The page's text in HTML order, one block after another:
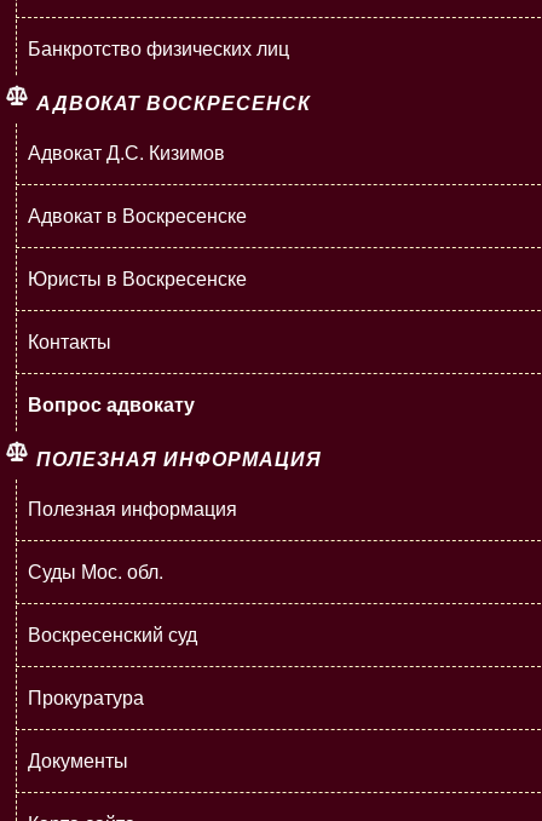
Банкротство физических лиц
АДВОКАТ ВОСКРЕСЕНСК
Адвокат Д.С. Кизимов
Адвокат в Воскресенске
Юристы в Воскресенске
Контакты
Вопрос адвокату
ПОЛЕЗНАЯ ИНФОРМАЦИЯ
Полезная информация
Суды Мос. обл.
Воскресенский суд
Прокуратура
Документы